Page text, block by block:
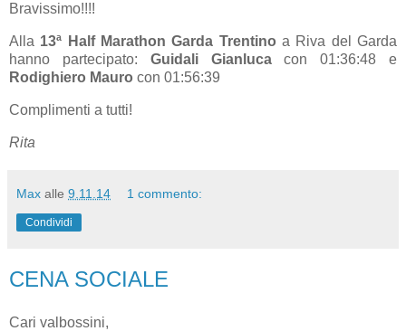
Bravissimo!!!!
Alla 13ª Half Marathon Garda Trentino a Riva del Garda
hanno partecipato: Guidali Gianlucacon 01:36:48 e
Rodighiero Mauro con 01:56:39
Complimenti a tutti!
Rita
Max alle 9.11.14 1 commento:
Condividi
CENA SOCIALE
Cari valbossini,